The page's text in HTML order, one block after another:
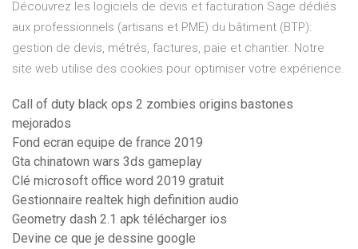
Découvrez les logiciels de devis et facturation Sage dédiés
aux professionnels (artisans et PME) du bâtiment (BTP):
gestion de devis, métrés, factures, paie et chantier. Notre
site web utilise des cookies pour optimiser votre expérience.
Call of duty black ops 2 zombies origins bastones
mejorados
Fond ecran equipe de france 2019
Gta chinatown wars 3ds gameplay
Clé microsoft office word 2019 gratuit
Gestionnaire realtek high definition audio
Geometry dash 2.1 apk télécharger ios
Devine ce que je dessine google